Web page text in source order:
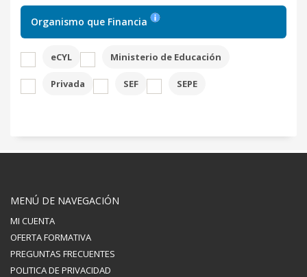
Organismo que Financia
eCYL Ministerio de Educación
Privada SEF SEPE
MENÚ DE NAVEGACIÓN
MI CUENTA
OFERTA FORMATIVA
PREGUNTAS FRECUENTES
POLITICA DE PRIVACIDAD